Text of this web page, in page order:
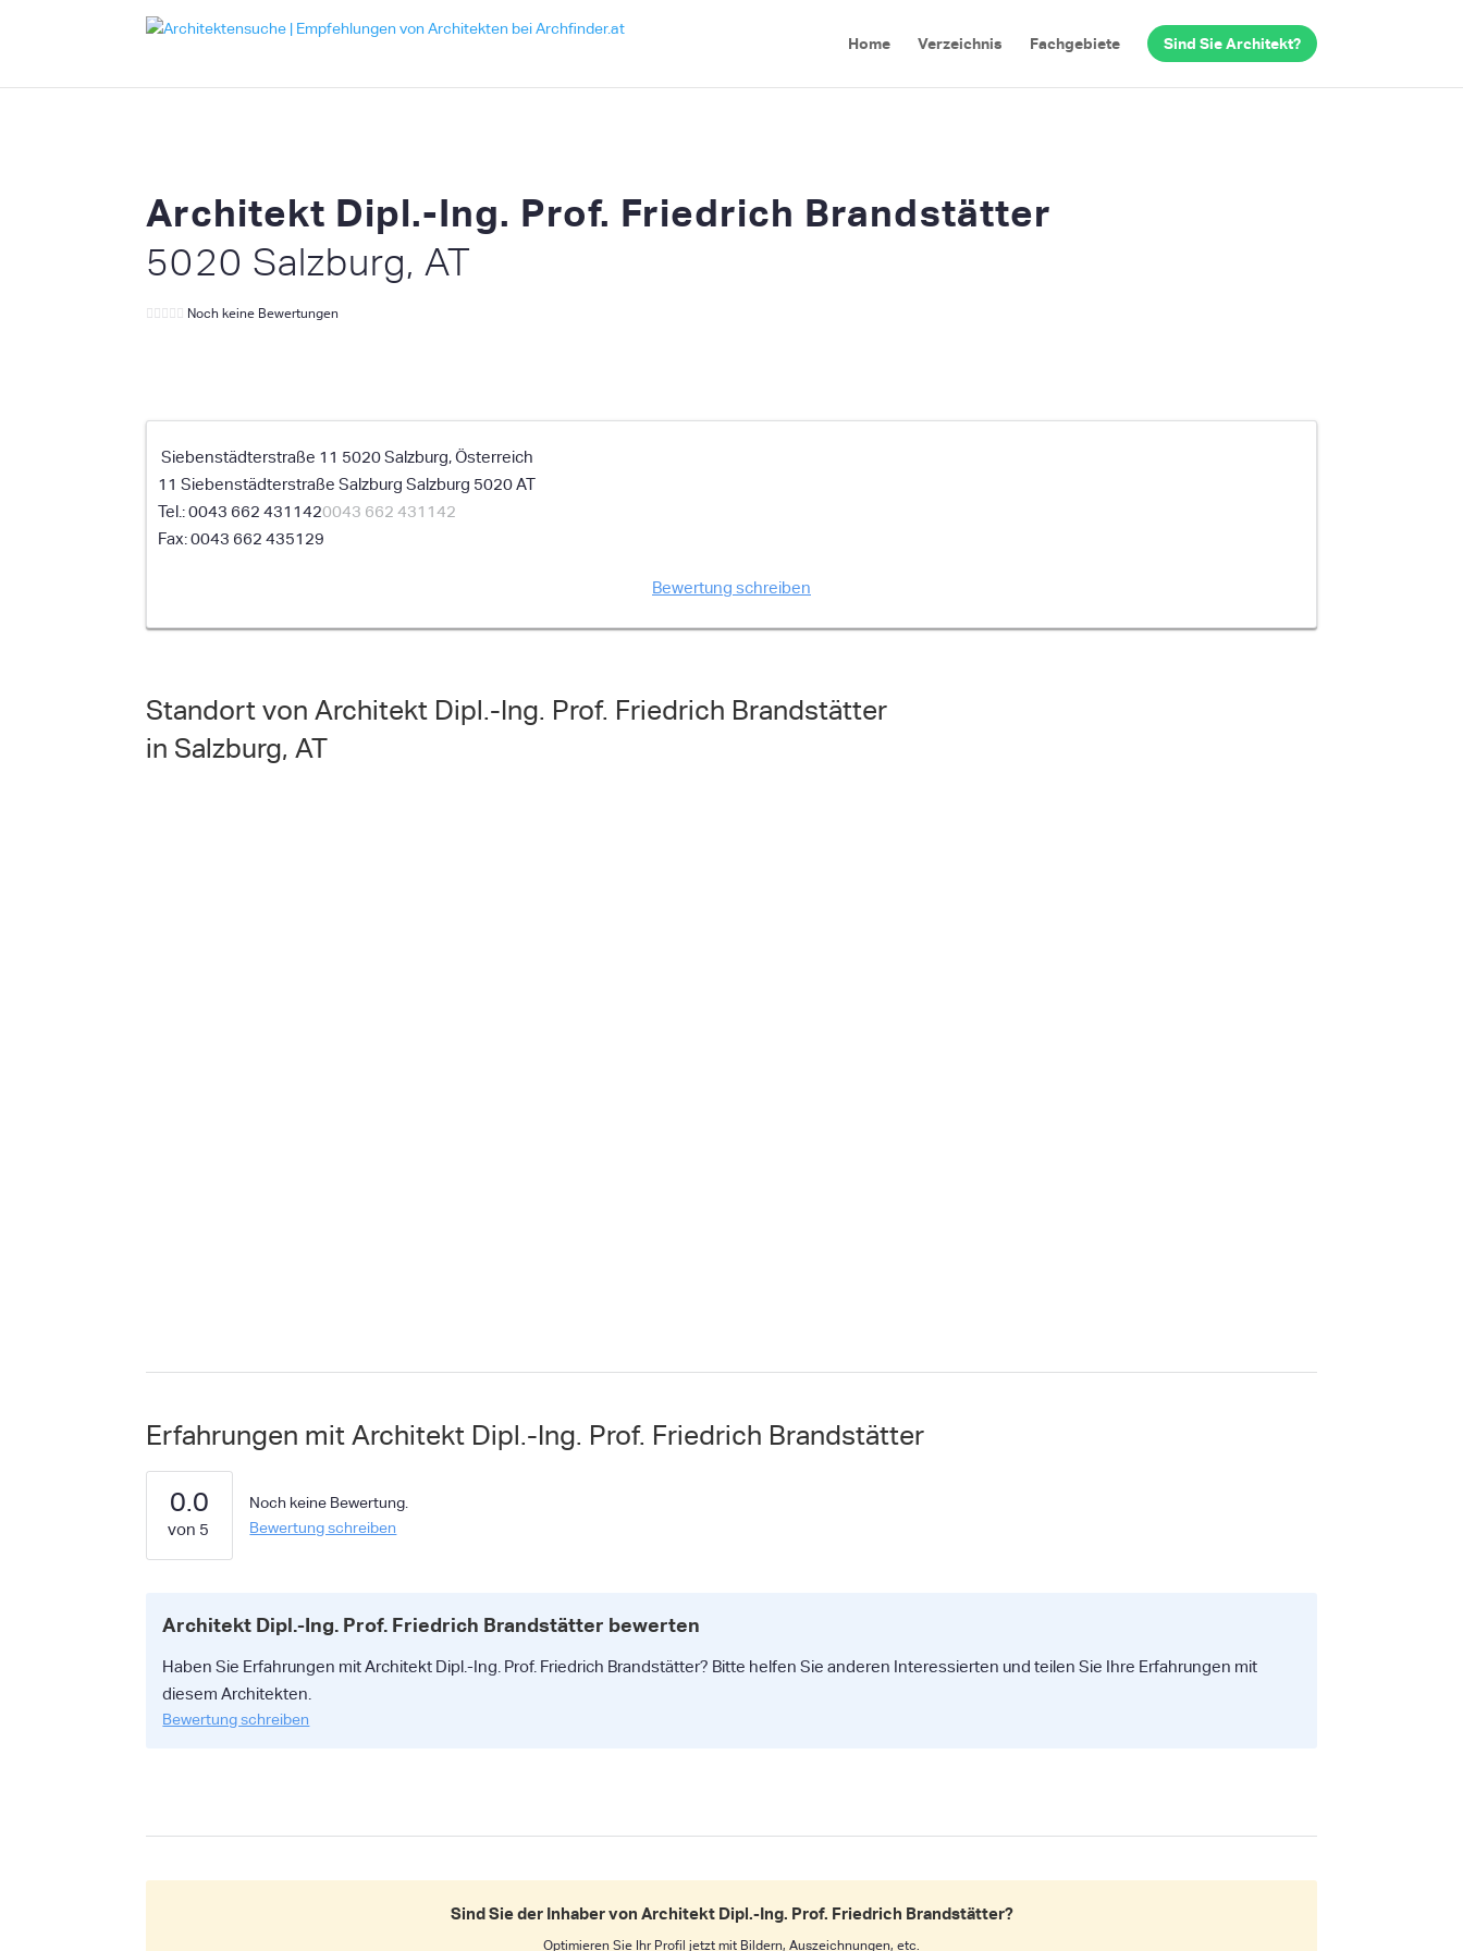
Home Verzeichnis Fachgebiete Sind Sie Architekt?
Architekt Dipl.-Ing. Prof. Friedrich Brandstätter
5020 Salzburg, AT
Noch keine Bewertungen
Siebenstädterstraße 11 5020 Salzburg, Österreich
11 Siebenstädterstraße Salzburg Salzburg 5020 AT
0043 662 4311420043 662 431142
0043 662 435129
Bewertung schreiben
Standort von Architekt Dipl.-Ing. Prof. Friedrich Brandstätter
in Salzburg, AT
Erfahrungen mit Architekt Dipl.-Ing. Prof. Friedrich Brandstätter
0.0
Noch keine Bewertung.
Bewertung schreiben
Architekt Dipl.-Ing. Prof. Friedrich Brandstätter bewerten
Haben Sie Erfahrungen mit Architekt Dipl.-Ing. Prof. Friedrich Brandstätter? Bitte helfen Sie anderen Interessierten und teilen Sie Ihre Erfahrungen mit
diesem Architekten.
Bewertung schreiben
Sind Sie der Inhaber von Architekt Dipl.-Ing. Prof. Friedrich Brandstätter?
Optimieren Sie Ihr Profil jetzt mit Bildern, Auszeichnungen, etc.